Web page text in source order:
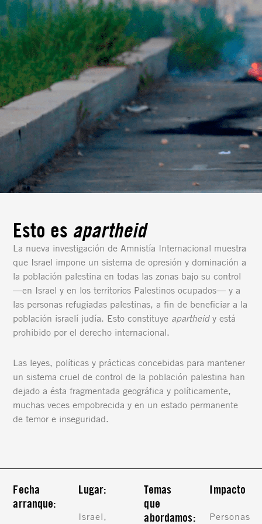
Esto es apartheid
La nueva investigación de Amnistía Internacional muestra
que Israel impone un sistema de opresión y dominación a
la población palestina en todas las zonas bajo su control
—en Israel y en los territorios Palestinos ocupados— y a
las personas refugiadas palestinas, a fin de beneficiar a la
población israelí judía. Esto constituye apartheidy está
prohibido por el derecho internacional.
Las leyes, políticas y prácticas concebidas para mantener
un sistema cruel de control de la población palestina han
dejado a ésta fragmentada geográfica y políticamente,
muchas veces empobrecida y en un estado permanente
de temor e inseguridad.
Fecha
arranque:
Lugar:
Israel,
Temas
que
abordamos:
Impacto
Personas